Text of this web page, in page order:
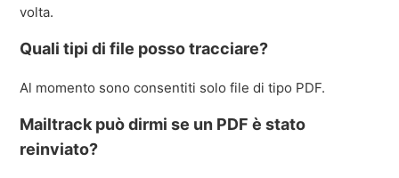
volta.
Quali tipi di file posso tracciare?
Al momento sono consentiti solo file di tipo PDF.
Mailtrack può dirmi se un PDF è stato
reinviato?